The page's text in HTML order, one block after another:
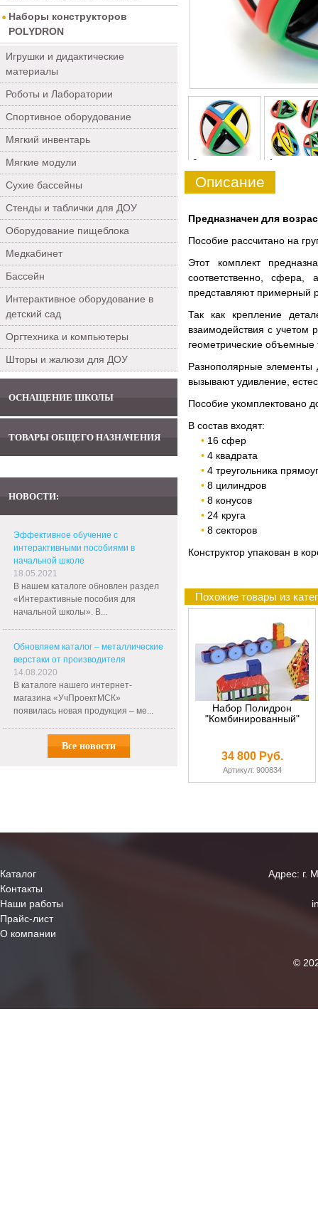
Наборы конструкторов
POLYDRON
Игрушки и дидактические
материалы
Роботы и Лаборатории
Спортивное оборудование
Мягкий инвентарь
Мягкие модули
Сухие бассейны
Стенды и таблички для ДОУ
Оборудование пищеблока
Медкабинет
Бассейн
Интерактивное оборудование в
детский сад
Оргтехника и компьютеры
Шторы и жалюзи для ДОУ
ОСНАЩЕНИЕ ШКОЛЫ
ТОВАРЫ ОБЩЕГО НАЗНАЧЕНИЯ
НОВОСТИ:
Эффективное обучение с
интерактивными пособиями в
начальной школе
18.05.2021
В нашем каталоге обновлен раздел
«Интерактивные пособия для
начальной школы». В...
Обновляем каталог – металлические
верстаки от производителя
14.08.2020
В каталоге нашего интернет-
магазина «УчПроектМСК»
появилась новая продукция – ме...
Все новости
0 1
Описание
Предназначен для
Пособие рассчитано на
Этот комплект
соответственно,
представляют примерный
Так как крепление
взаимодействия с
геометрические объемные
Разнополярные элементы
вызывают удивление,
Пособие укомплектовано
В состав входят:
16 сфер
4 квадрата
4 треугольника
8 цилиндров
8 конусов
24 круга
8 секторов
Конструктор упакован в
Похожие товары из
Набор Полидрон
"Комбинированный"
34 800 Руб.
Артикул: 900834
Каталог
Контакты
Наши работы
Прайс-лист
О компании
Адрес: г.
©